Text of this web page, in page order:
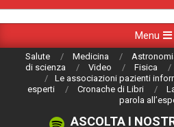
Navigation
Menu
Salute Medicina
di scienza
Video Fisica
Le associazioni pazienti
esperti
Cronache di Libri
parola
ASCOLTA I